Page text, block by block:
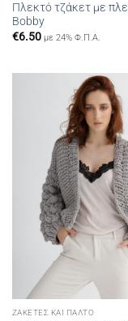
Πλεκτό τζάκετ με
Bobby
€6.50 με 24% Φ.Π.Α.
ΖΑΚΈΤΕΣ ΚΑΙ ΠΑΛΤΌ